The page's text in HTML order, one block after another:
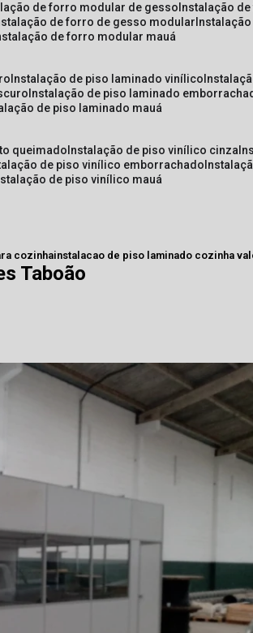
de forro modular de gesso instalação
de forro de gesso modular
de forro modular mauá
instalação de piso laminado vinílico
instalação de piso laminado
de piso laminado mauá
queimado instalação de piso vinílico cinza
de piso vinílico emborrachado
de piso vinílico mauá
cozinhainstalacao de piso laminado cozinha
Taboão